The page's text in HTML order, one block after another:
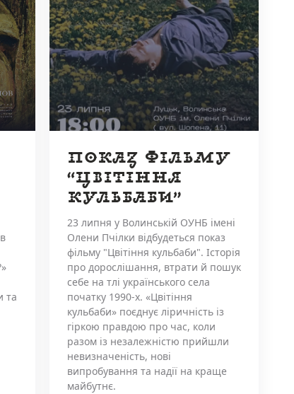
та
ПОКАЗ ФІЛЬМУ
“ЦВІТІННЯ
КУЛЬБАБИ”
23 липня у Волинській ОУНБ імені
Олени Пчілки відбудеться показ
фільму "Цвітіння кульбаби". Історія
про дорослішання, втрати й пошук
себе на тлі українського села
початку 1990-х. «Цвітіння
кульбаби» поєднує ліричність із
гіркою правдою про час, коли
разом із незалежністю прийшли
невизначеність, нові
випробування та надії на краще
майбутнє.